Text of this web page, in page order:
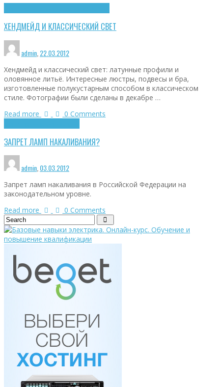
ХЕНДМЕЙД И КЛАССИЧЕСКИЙ СВЕТ
admin 22.03.2012
Хендмейд и классический свет: латунные профили и
оловянное литьё. Интересные люстры, подвесы и бра,
изготовленные полукустарным способом в классическом
стиле. Фотографии были сделаны в декабре …
Read more
0 Comments
ЗАПРЕТ ЛАМП НАКАЛИВАНИЯ?
admin,03.03.2012
Запрет ламп накаливания в Российской Федерации на
законодательном уровне.
Read more
0 Comments